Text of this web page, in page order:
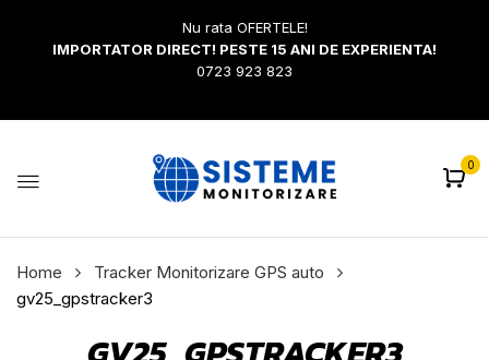
Nu rata OFERTELE!
IMPORTATOR DIRECT! PESTE 15 ANI DE EXPERIENTA!
0723 923 823
0
Home
Tracker Monitorizare GPS auto
gv25_gpstracker3